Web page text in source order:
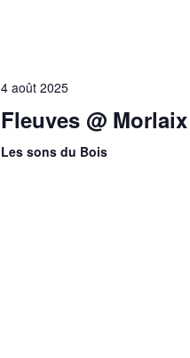
4 août 2025
Fleuves @ Morlaix
Les sons du Bois